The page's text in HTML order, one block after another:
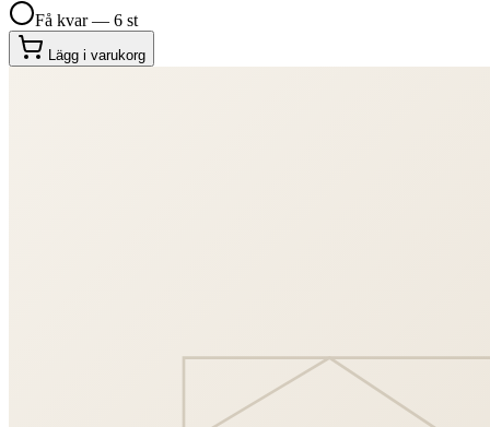
Få kvar — 6 st
Lägg i varukorg